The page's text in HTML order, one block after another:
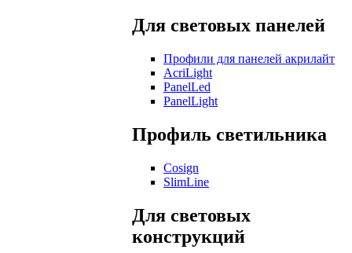
Для световых панелей
Профили для панелей акрилайт
AcriLight
PanelLed
PanelLight
Профиль светильника
Cosign
SlimLine
Для световых
конструкций